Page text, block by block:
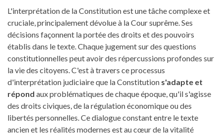
L'interprétation de la Constitution est une tâche complexe et
cruciale, principalement dévolue à la Cour suprême. Ses
décisions façonnent la portée des droits et des pouvoirs
établis dans le texte. Chaque jugement sur des questions
constitutionnelles peut avoir des répercussions profondes sur
la vie des citoyens. C'est à travers ce processus
d'interprétation judiciaire que la Constitution s'adapte et
répond aux problématiques de chaque époque, qu'il s'agisse
des droits civiques, de la régulation économique ou des
libertés personnelles. Ce dialogue constant entre le texte
ancien et les réalités modernes est au cœur de la vitalité